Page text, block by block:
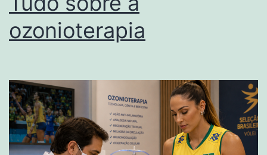
ozonioterapia